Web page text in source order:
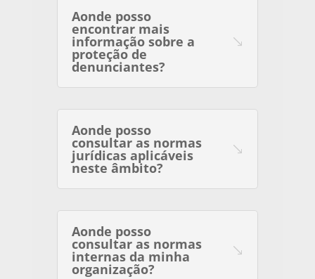
Aonde posso
encontrar mais
informação sobre a
proteção de
denunciantes?
Aonde posso
consultar as normas
jurídicas aplicáveis
neste âmbito?
Aonde posso
consultar as normas
internas da minha
organização?